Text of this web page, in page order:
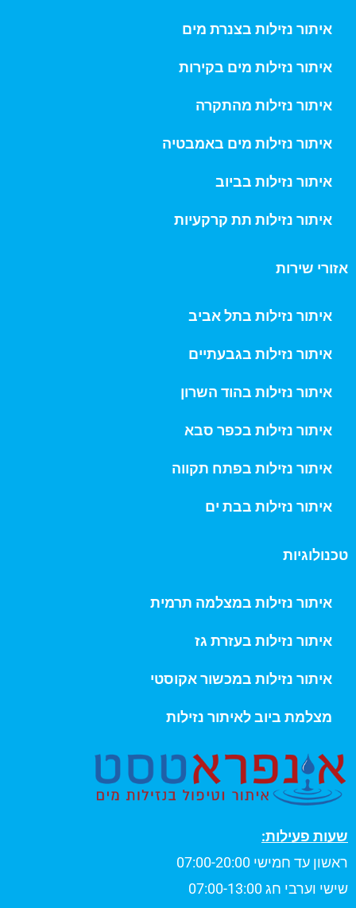
איתור נזילות בצנרת מים
איתור נזילות מים בקירות
איתור נזילות מהתקרה
איתור נזילות מים באמבטיה
איתור נזילות בביוב
איתור נזילות תת קרקעיות
אזורי שירות
איתור נזילות בתל אביב
איתור נזילות בגבעתיים
איתור נזילות בהוד השרון
איתור נזילות בכפר סבא
איתור נזילות בפתח תקווה
איתור נזילות בבת ים
טכנולוגיות
איתור נזילות במצלמה תרמית
איתור נזילות בעזרת גז
איתור נזילות במכשור אקוסטי
מצלמת ביוב לאיתור נזילות
שעות פעילות:
ראשון עד חמישי 07:00-20:00
שישי וערבי חג 07:00-13:00